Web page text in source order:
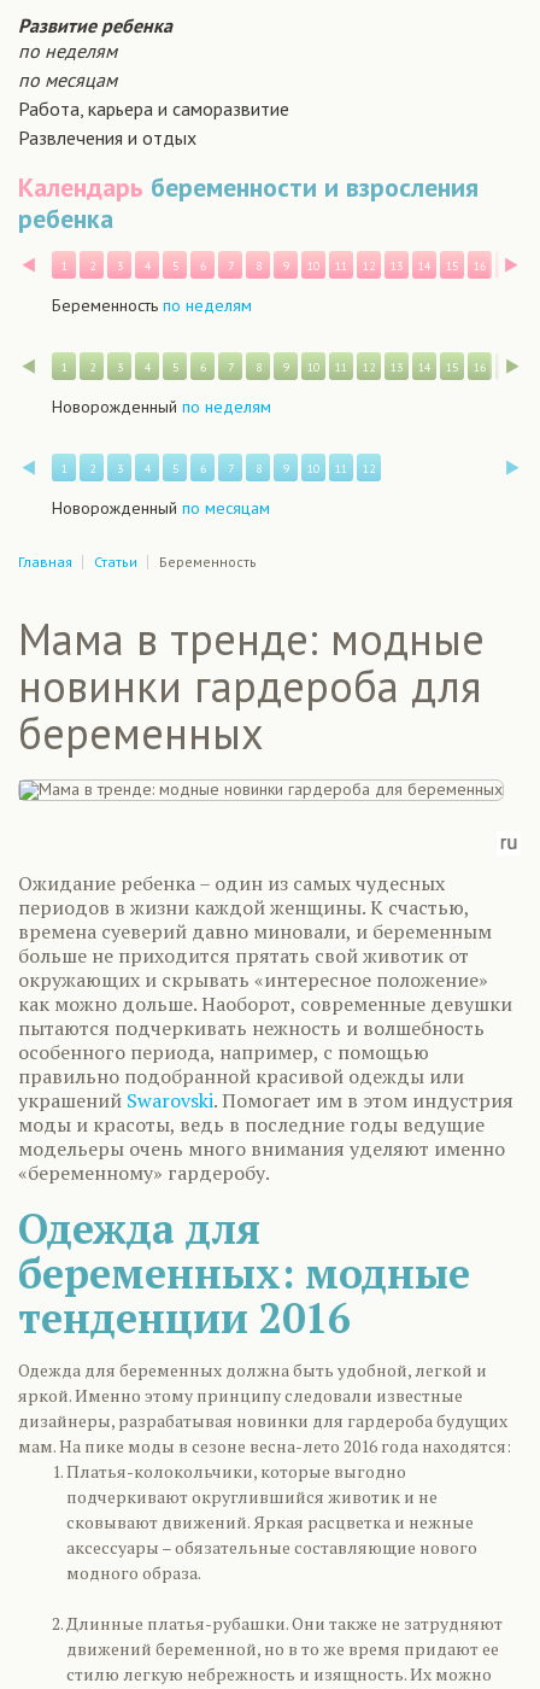
Развитие ребенка
по неделям
по месяцам
Работа, карьера и саморазвитие
Развлечения и отдых
Календарь беременности и взросления
ребенка
Назад
1 2 3 4 5 6 7 8 9 10 11 12 13 14 15 16 17
Беременность по неделям
Назад
1 2 3 4 5 6 7 8 9 10 11 12 13 14 15 16 17
Новорожденный по неделям
Назад
1 2 3 4 5 6 7 8 9 10 11 12
Новорожденный по месяцам
Главная Статьи Беременность
Мама в тренде: модные
новинки гардероба для
беременных
Ожидание ребенка – один из самых чудесных
периодов в жизни каждой женщины. К счастью,
времена суеверий давно миновали, и беременным
больше не приходится прятать свой животик от
окружающих и скрывать «интересное положение»
как можно дольше. Наоборот, современные девушки
пытаются подчеркивать нежность и волшебность
особенного периода, например, с помощью
правильно подобранной красивой одежды или
украшений Swarovski. Помогает им в этом индустрия
моды и красоты, ведь в последние годы ведущие
модельеры очень много внимания уделяют именно
«беременному» гардеробу.
Одежда для
беременных: модные
тенденции 2016
Одежда для беременных должна быть удобной, легкой и
яркой. Именно этому принципу следовали известные
дизайнеры, разрабатывая новинки для гардероба будущих
мам. На пике моды в сезоне весна-лето 2016 года находятся:
Платья-колокольчики, которые выгодно
подчеркивают округлившийся животик и не
сковывают движений. Яркая расцветка и нежные
аксессуары – обязательные составляющие нового
модного образа.
Длинные платья-рубашки. Они также не затрудняют
движений беременной, но в то же время придают ее
стилю легкую небрежность и изящность. Их можно